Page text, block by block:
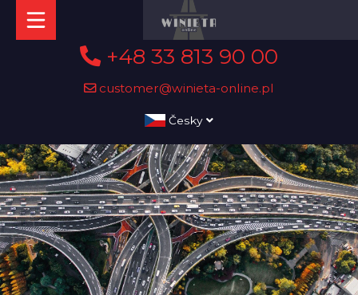
+48 33 813 90 00
customer@winieta-online.pl
Česky